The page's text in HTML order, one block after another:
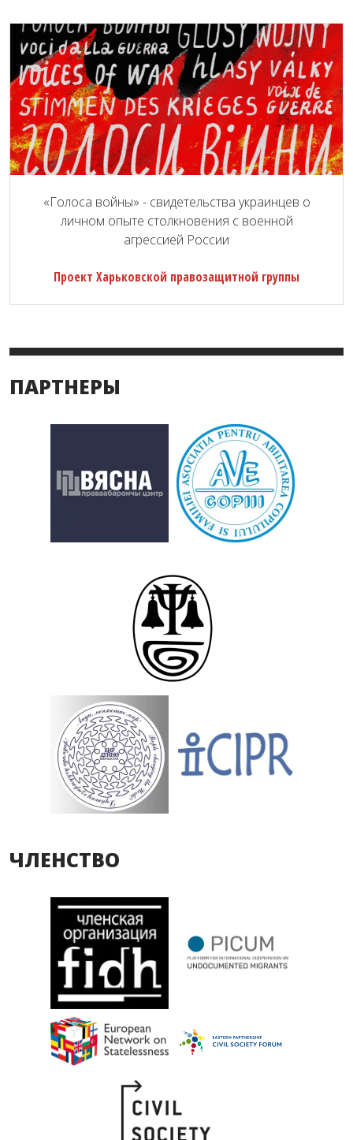
«Голоса войны» - свидетельства украинцев о
личном опыте столкновения с военной
агрессией России
Проект Харьковской правозащитной группы
ПАРТНЕРЫ
ЧЛЕНСТВО